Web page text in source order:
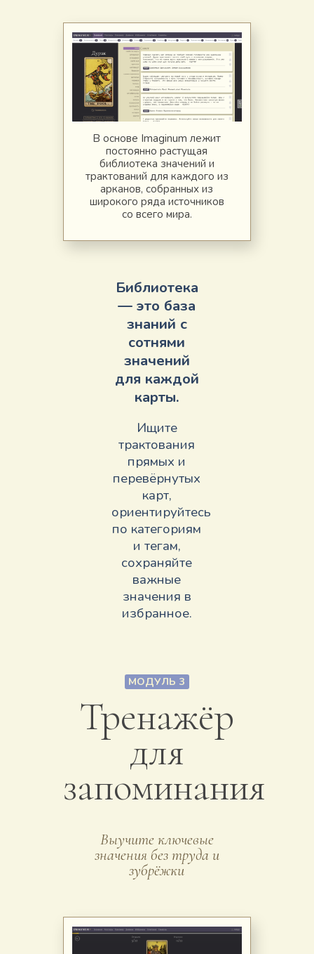
В основе Imaginum лежит
постоянно растущая
библиотека значений и
трактований для каждого из
арканов, собранных из
широкого ряда источников
со всего мира.
Библиотека
— это база
знаний с
сотнями
значений
для каждой
карты.
Ищите
трактования
прямых и
перевёрнутых
карт,
ориентируйтесь
по категориям
и тегам,
сохраняйте
важные
значения в
избранное.
МОДУЛЬ 3
Тренажёр
для
запоминания
Выучите ключевые
значения без труда и
зубрёжки